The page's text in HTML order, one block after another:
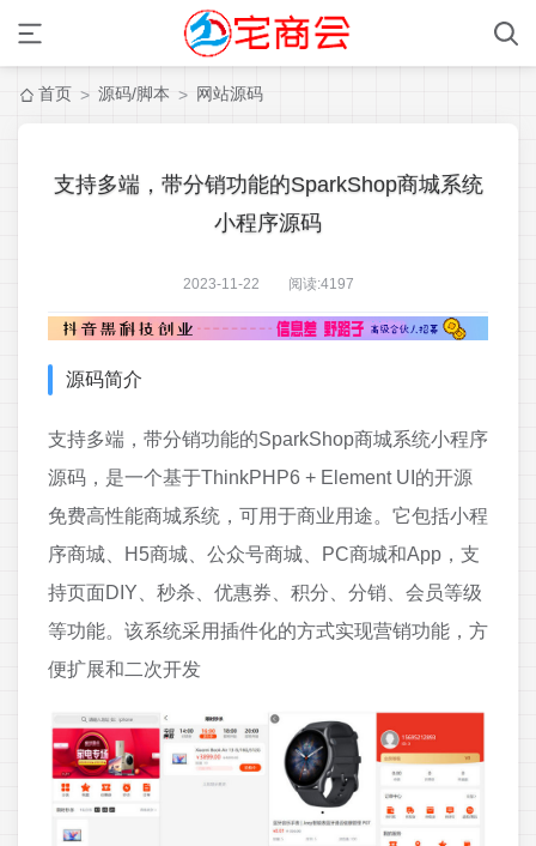
首页 > 源码/脚本 > 网站源码
支持多端，带分销功能的SparkShop商城系统
小程序源码
2023-11-22 阅读:4197
源码简介
支持多端，带分销功能的SparkShop商城系统小程序
源码，是一个基于ThinkPHP6 + Element UI的开源
免费高性能商城系统，可用于商业用途。它包括小程
序商城、H5商城、公众号商城、PC商城和App，支
持页面DIY、秒杀、优惠券、积分、分销、会员等级
等功能。该系统采用插件化的方式实现营销功能，方
便扩展和二次开发